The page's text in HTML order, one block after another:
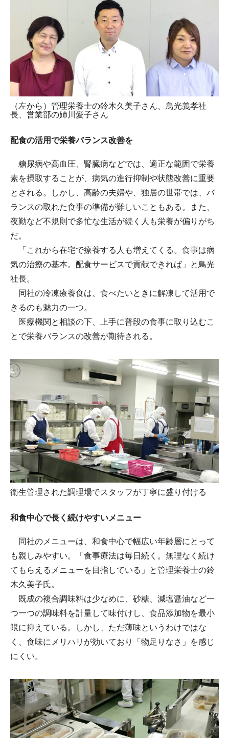
（左から）管理栄養士の鈴木久美子さん、鳥光義孝社
長、営業部の姉川愛子さん
配食の活用で栄養バランス改善を
糖尿病や高血圧、腎臓病などでは、適正な範囲で栄養
素を摂取することが、病気の進行抑制や状態改善に重要
とされる。しかし、高齢の夫婦や、独居の世帯では、バ
ランスの取れた食事の準備が難しいこともある。また、
夜勤など不規則で多忙な生活が続く人も栄養が偏りがち
だ。
「これから在宅で療養する人も増えてくる。食事は病
気の治療の基本。配食サービスで貢献できれば」と鳥光
社長。
同社の冷凍療養食は、食べたいときに解凍して活用で
きるのも魅力の一つ。
医療機関と相談の下、上手に普段の食事に取り込むこ
とで栄養バランスの改善が期待される。
衛生管理された調理場でスタッフが丁寧に盛り付ける
和食中心で長く続けやすいメニュー
同社のメニューは、和食中心で幅広い年齢層にとって
も親しみやすい。「食事療法は毎日続く。無理なく続け
てもらえるメニューを目指している」と管理栄養士の鈴
木久美子氏。
既成の複合調味料は少なめに、砂糖、減塩醤油など一
つ一つの調味料を計量して味付けし、食品添加物を最小
限に抑えている。しかし、ただ薄味というわけではな
く、食味にメリハリが効いており「物足りなさ」を感じ
にくい。